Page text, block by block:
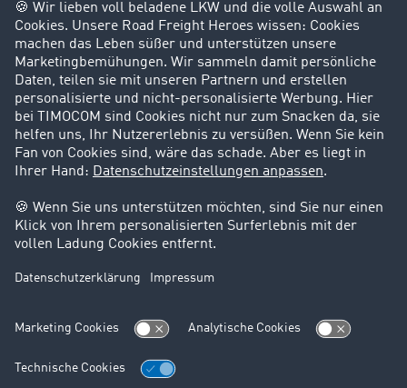
Privatperson
+49 211 88 26 88 26
+49 211 88 26 53 00
salessupport@timocom.com